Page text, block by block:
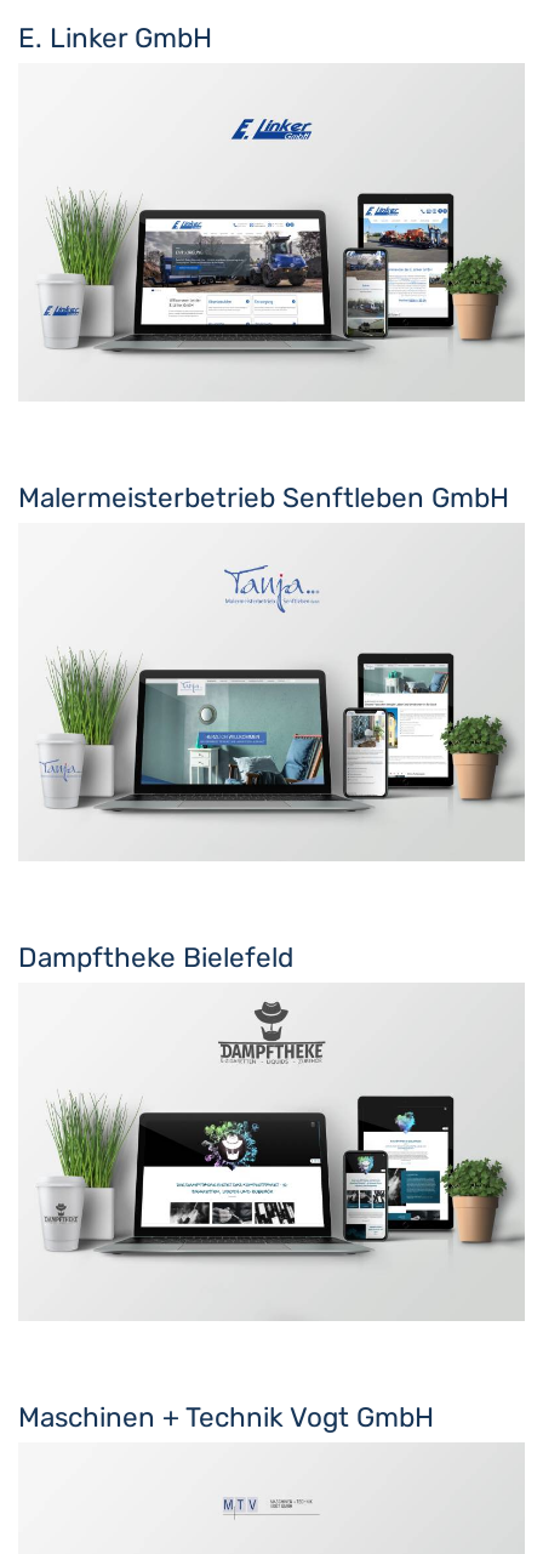
E. Linker GmbH
Malermeisterbetrieb Senftleben GmbH
Dampftheke Bielefeld
Maschinen + Technik Vogt GmbH